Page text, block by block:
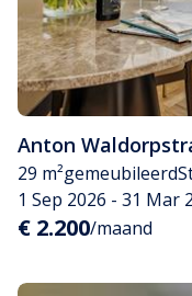
Anton
29 m²gemeubileerd
1 Sep 2026 - 31 Mar
€ 2.200/maand